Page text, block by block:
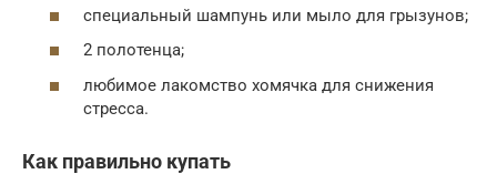
специальный шампунь или мыло для грызунов;
2 полотенца;
любимое лакомство хомячка для снижения
стресса.
Как правильно купать